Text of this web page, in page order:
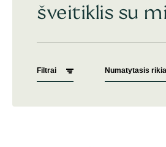
šveitiklis su
Filtrai